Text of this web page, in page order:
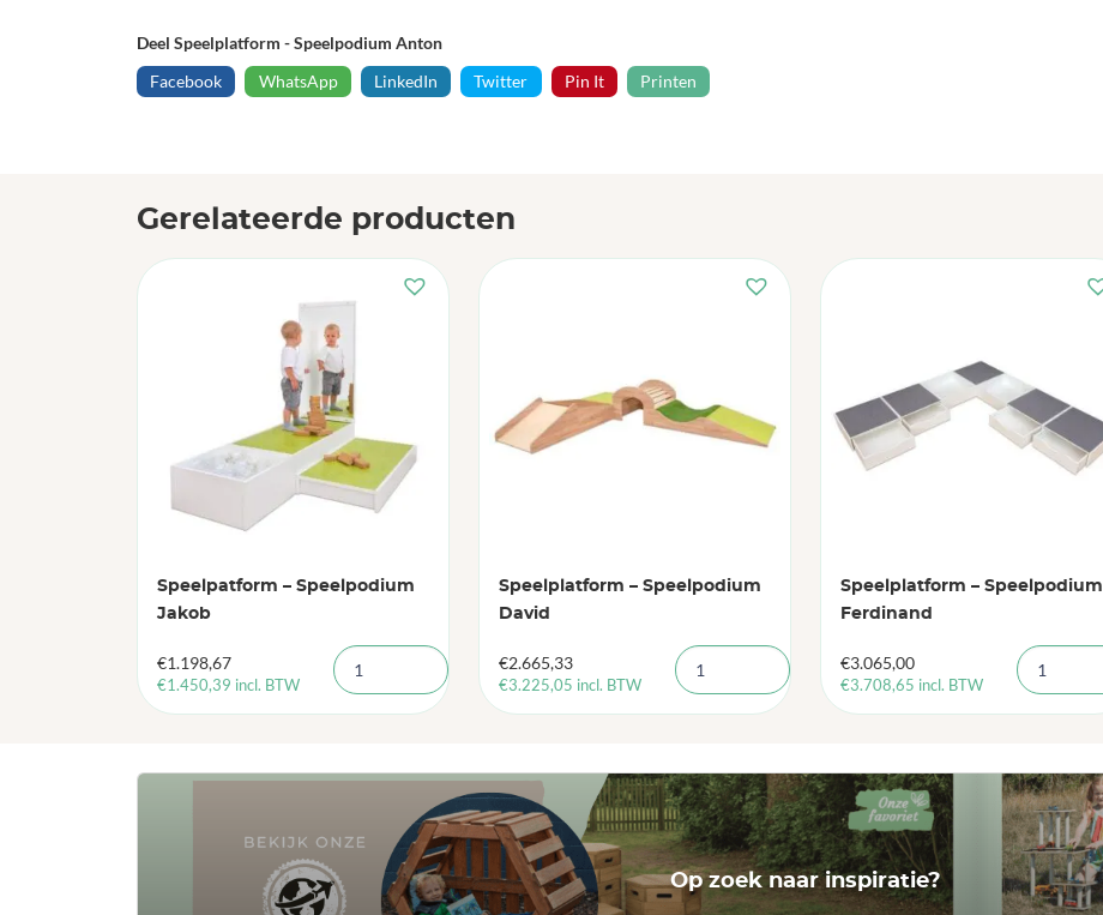
Deel Speelplatform - Speelpodium Anton
Facebook
WhatsApp LinkedIn Twitter Pin It Printen
Gerelateerde producten
Speelpatform – Speelpodium
Jakob
€1.198,67
€1.450,39 incl. BTW
Speelplatform – Speelpodium
David
€2.665,33
€3.225,05 incl. BTW
Speelplatform – Speelpodium
Ferdinand
€3.065,00
€3.708,65 incl. BTW
Op zoek naar inspiratie?